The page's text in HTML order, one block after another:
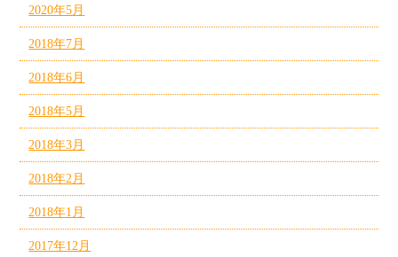
2020年5月
2018年7月
2018年6月
2018年5月
2018年3月
2018年2月
2018年1月
2017年12月